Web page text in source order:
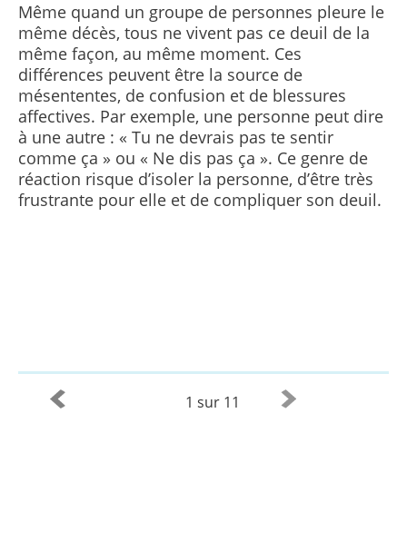
Même quand un groupe de personnes pleure le
même décès, tous ne vivent pas ce deuil de la
même façon, au même moment. Ces
différences peuvent être la source de
mésententes, de confusion et de blessures
affectives. Par exemple, une personne peut dire
à une autre : « Tu ne devrais pas te sentir
comme ça » ou « Ne dis pas ça ». Ce genre de
réaction risque d’isoler la personne, d’être très
frustrante pour elle et de compliquer son deuil.
1 sur 11